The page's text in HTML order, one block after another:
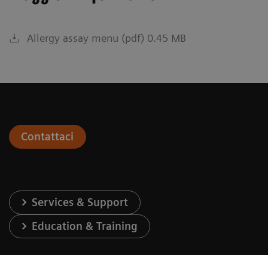
Allergy assay menu (pdf) 0.45 MB
Contattaci
Services & Support
Education & Training